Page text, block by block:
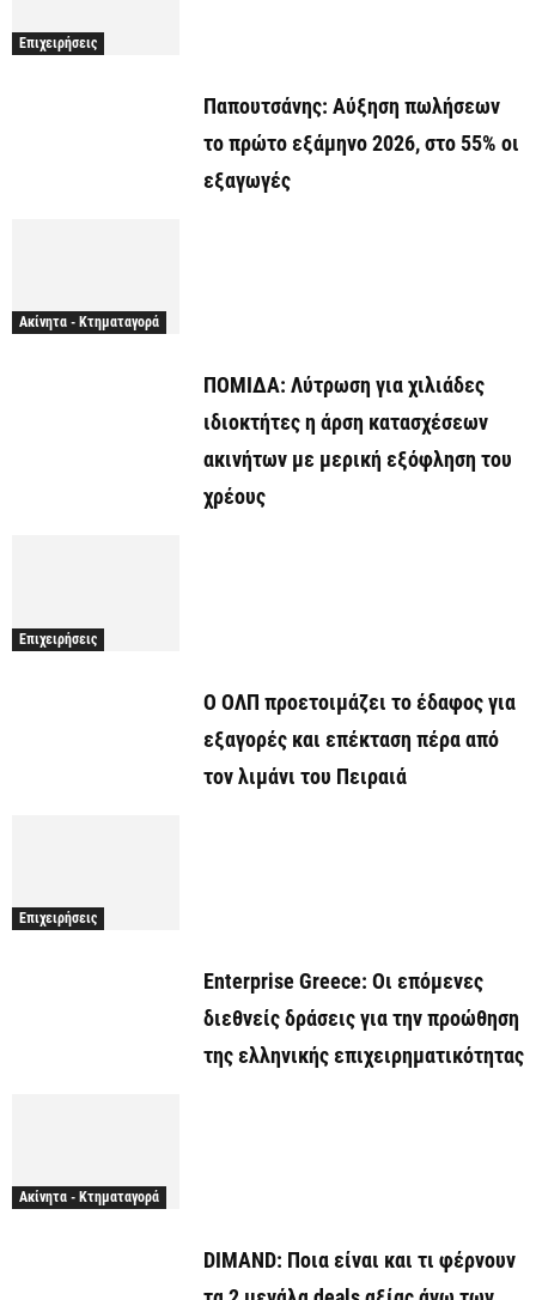
Επιχειρήσεις
Παπουτσάνης: Αύξηση πωλήσεων
το πρώτο εξάμηνο 2026, στο 55% οι
εξαγωγές
Ακίνητα - Κτηματαγορά
ΠΟΜΙΔΑ: Λύτρωση για χιλιάδες
ιδιοκτήτες η άρση κατασχέσεων
ακινήτων με μερική εξόφληση του
χρέους
Επιχειρήσεις
O ΟΛΠ προετοιμάζει το έδαφος για
εξαγορές και επέκταση πέρα από
τον λιμάνι του Πειραιά
Επιχειρήσεις
Enterprise Greece: Οι επόμενες
διεθνείς δράσεις για την προώθηση
της ελληνικής επιχειρηματικότητας
Ακίνητα - Κτηματαγορά
DIMAND: Ποια είναι και τι φέρνουν